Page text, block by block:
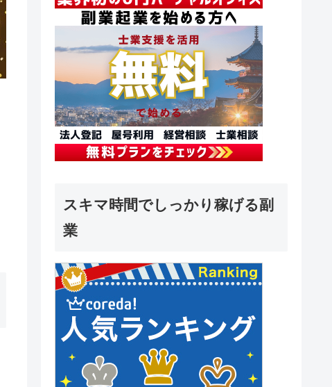
スキマ時間でしっかり稼げる副
業